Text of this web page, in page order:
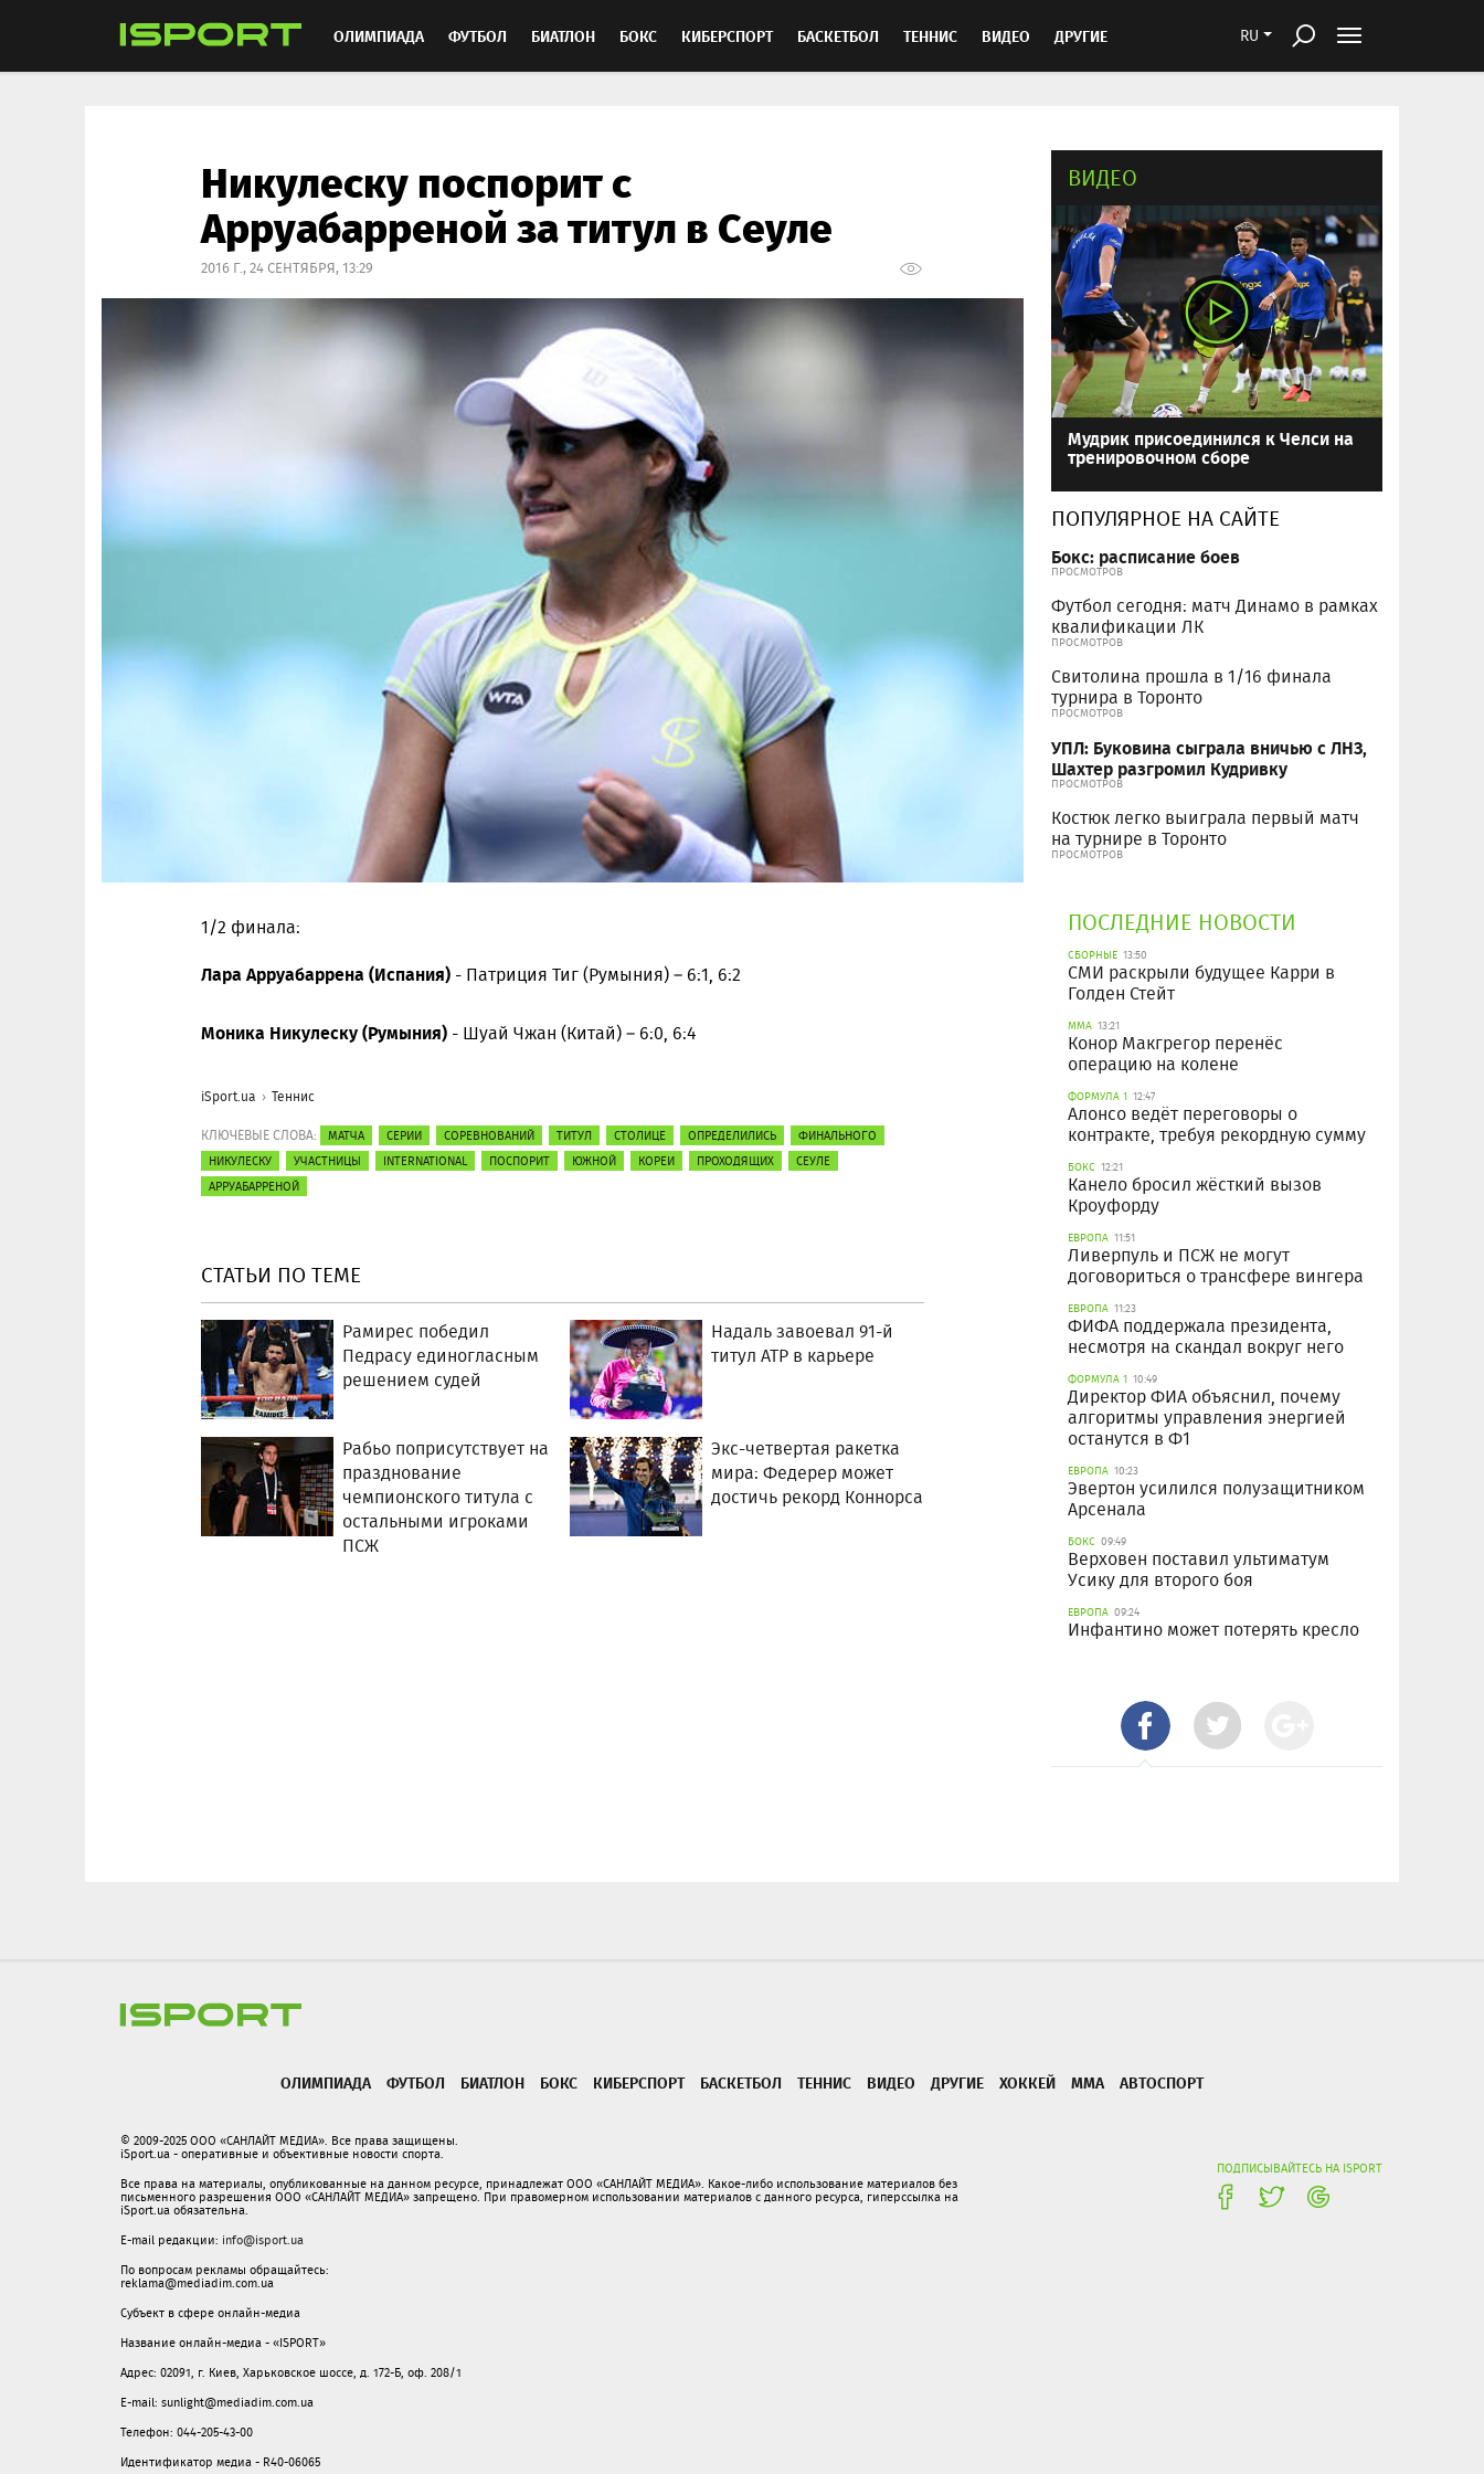
RU
ОЛИМПИАДА ФУТБОЛ БИАТЛОН БОКС КИБЕРСПОРТ БАСКЕТБОЛ ТЕННИС ВИДЕО ДРУГИЕ
Никулеску поспорит с
Арруабарреной за титул в Сеуле
2016 Г., 24 СЕНТЯБРЯ, 13:29
1/2 финала:
Лара Арруабаррена (Испания) - Патриция Тиг (Румыния) – 6:1, 6:2
Моника Никулеску (Румыния) - Шуай Чжан (Китай) – 6:0, 6:4
iSport.ua Теннис
КЛЮЧЕВЫЕ СЛОВА: МАТЧА СЕРИИ СОРЕВНОВАНИЙ ТИТУЛ СТОЛИЦЕ ОПРЕДЕЛИЛИСЬ
ФИНАЛЬНОГО
НИКУЛЕСКУ
УЧАСТНИЦЫ INTERNATIONAL ПОСПОРИТ ЮЖНОЙ КОРЕИ ПРОХОДЯЩИХ
СЕУЛЕ
АРРУАБАРРЕНОЙ
СТАТЬИ ПО ТЕМЕ
Рамирес победил
Педрасу единогласным
решением судей
Надаль завоевал 91-й
титул ATP в карьере
Рабьо поприсутствует на
празднование
чемпионского титула с
остальными игроками
ПСЖ
Экс-четвертая ракетка
мира: Федерер может
достичь рекорд Коннорса
ВИДЕО
Мудрик присоединился к Челси на
тренировочном сборе
ПОПУЛЯРНОЕ НА САЙТЕ
Бокс: расписание боев
ПРОСМОТРОВ
Футбол сегодня: матч Динамо в рамках
квалификации ЛК
ПРОСМОТРОВ
Свитолина прошла в 1/16 финала
турнира в Торонто
ПРОСМОТРОВ
УПЛ: Буковина сыграла вничью с ЛНЗ,
Шахтер разгромил Кудривку
ПРОСМОТРОВ
Костюк легко выиграла первый матч
на турнире в Торонто
ПРОСМОТРОВ
ПОСЛЕДНИЕ НОВОСТИ
СБОРНЫЕ 13:50
СМИ раскрыли будущее Карри в
Голден Стейт
ММА 13:21
Конор Макгрегор перенёс
операцию на колене
ФОРМУЛА 1 12:47
Алонсо ведёт переговоры о
контракте, требуя рекордную сумму
БОКС 12:21
Канело бросил жёсткий вызов
Кроуфорду
ЕВРОПА 11:51
Ливерпуль и ПСЖ не могут
договориться о трансфере вингера
ЕВРОПА 11:23
ФИФА поддержала президента,
несмотря на скандал вокруг него
ФОРМУЛА 1 10:49
Директор ФИА объяснил, почему
алгоритмы управления энергией
останутся в Ф1
ЕВРОПА 10:23
Эвертон усилился полузащитником
Арсенала
БОКС 09:49
Верховен поставил ультиматум
Усику для второго боя
ЕВРОПА 09:24
Инфантино может потерять кресло
ОЛИМПИАДА ФУТБОЛ БИАТЛОН БОКС КИБЕРСПОРТ БАСКЕТБОЛ ТЕННИС ВИДЕО ДРУГИЕ ХОККЕЙ ММА АВТОСПОРТ
ПОДПИСЫВАЙТЕСЬ НА ISPORT
© 2009-2025 ООО «САНЛАЙТ МЕДИА». Все права защищены.
iSport.ua - оперативные и объективные новости спорта.
Все права на материалы, опубликованные на данном ресурсе, принадлежат ООО «САНЛАЙТ МЕДИА». Какое-либо использование материалов без
письменного разрешения ООО «САНЛАЙТ МЕДИА» запрещено. При правомерном использовании материалов с данного ресурса, гиперссылка на
iSport.ua обязательна.
E-mail редакции: info@isport.ua
По вопросам рекламы обращайтесь:
reklama@mediadim.com.ua
Субъект в сфере онлайн-медиа
Название онлайн-медиа - «ISPORT»
Адрес: 02091, г. Киев, Харьковское шоссе, д. 172-Б, оф. 208/1
E-mail: sunlight@mediadim.com.ua
Телефон: 044-205-43-00
Идентификатор медиа - R40-06065